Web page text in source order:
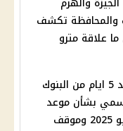
والمحافظة تكشف
علاقة مترو
بدء قبض المعاشات بعد 5 ايام من البنوك
بشأن موعد
صرف معاشات شهر مايو 2025 وموقف